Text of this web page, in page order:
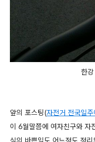
한
앞의 포스팅(자전거 전국일
이 6월말쯤에 여자친구와 자